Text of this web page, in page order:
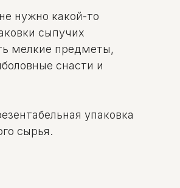
нужно какой-то
сыпучих
мелкие предметы,
снасти и
упаковка
сырья.